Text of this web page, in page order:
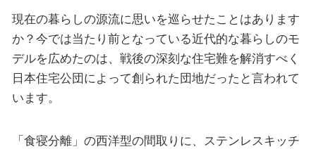
現在の暮らしの源流に思いを巡らせたことはあります
か？今では当たり前となっている近代的な暮らしのモ
デルを広めたのは、戦後の深刻な住宅難を解消すべく
日本住宅公団によって創られた団地だったと言われて
います。
「食寝分離」の西洋型の間取りに、ステンレスキッチ